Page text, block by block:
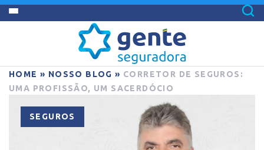
HOME » NOSSO BLOG » CORRETOR DE SEGUROS:
UMA PROFISSÃO, UM SACERDÓCIO
SEGUROS